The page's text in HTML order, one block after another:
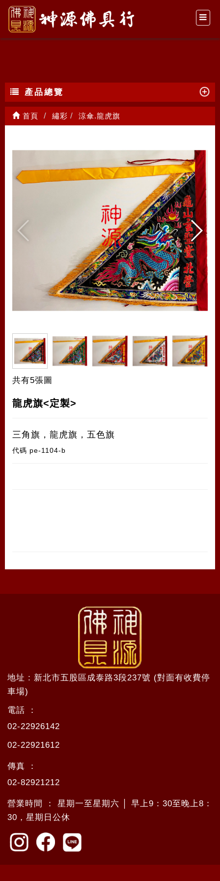
涼傘.龍虎旗
產品總覽
首頁 繡彩 涼傘.龍虎旗
共有5張圖
龍虎旗<定製>
三角旗，龍虎旗，五色旗
代碼 pe-1104-b
地址 : 新北市五股區成泰路3段237號 (對面有收費停
車場)
電話 ：
02-22926142
02-22921612
傳真 ：
02-82921212
營業時間 ： 星期一至星期六 │ 早上9：30至晚上8：
30，星期日公休